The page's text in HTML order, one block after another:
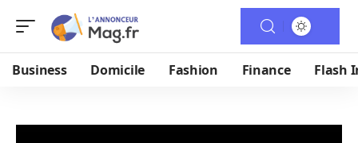
Business Domicile Fashion Finance Flash